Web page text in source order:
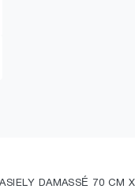
DAMASSÉ 70